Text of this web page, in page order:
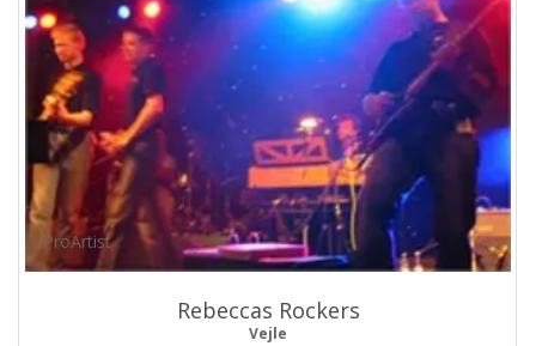
ProArtist
Rebeccas Rockers
Vejle